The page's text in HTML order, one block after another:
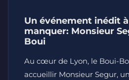
Un événement inédit
manquer: Monsieur
Boui
Au cœur de Lyon, le Boui-
accueillir Monsieur Segur,